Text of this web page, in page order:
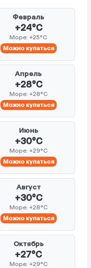
Февраль
+24°C
Море: +25°C
Можно купаться
Апрель
+28°C
Море: +28°C
Можно купаться
Июнь
+30°C
Море: +29°C
Можно купаться
Август
+30°C
Море: +28°C
Можно купаться
Октябрь
+27°C
Море: +29°C